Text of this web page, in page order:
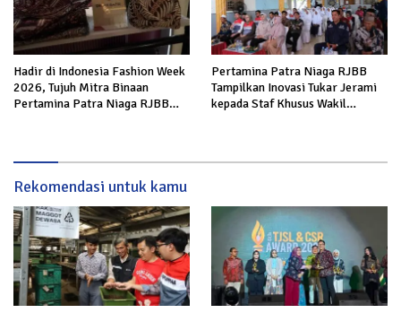
Hadir di Indonesia Fashion Week
2026, Tujuh Mitra Binaan
Pertamina Patra Niaga RJBB
Pertamina Patra Niaga RJBB
Tampilkan Inovasi Tukar Jerami
kepada Staf Khusus Wakil
Rekomendasi untuk kamu